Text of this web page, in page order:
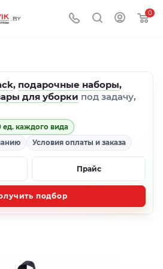
0
, подарочные наборы,
для уборки под задачу,
ед. каждого вида
Условия оплаты и заказа
Прайс
подбор